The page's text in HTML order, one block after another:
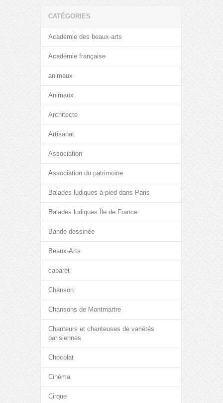
CATÉGORIES
Académie des beaux-arts
Académie française
animaux
Animaux
Architecte
Artisanat
Association
Association du patrimoine
Balades ludiques à pied dans Paris
Balades ludiques Île de France
Bande dessinée
Beaux-Arts
cabaret
Chanson
Chansons de Montmartre
Chanteurs et chanteuses de variétés
parisiennes
Chocolat
Cinéma
Cirque